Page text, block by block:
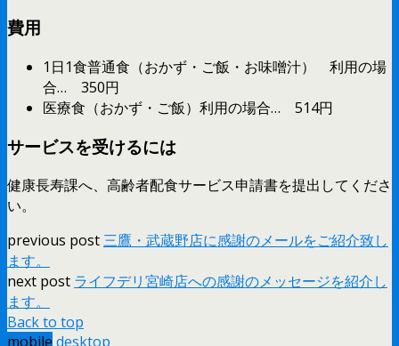
費用
1日1食普通食（おかず・ご飯・お味噌汁） 利用の場
合… 350円
医療食（おかず・ご飯）利用の場合… 514円
サービスを受けるには
健康長寿課へ、高齢者配食サービス申請書を提出してくださ
い。
previous post三鷹・武蔵野店に感謝のメールをご紹介致し
ます。
next post ライフデリ宮崎店への感謝のメッセージを紹介し
ます。
Back to top
mobile desktop